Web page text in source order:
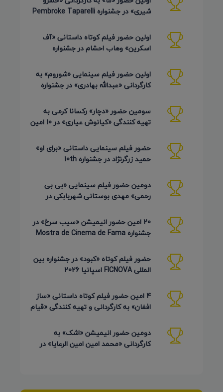
شیری» در جشنواره Pembroke Taparelli
اولین حضور فیلم کوتاه داستانی «آف
اسکرین» وهاب احشام در جشنواره
اولین حضور فیلم سینمایی «شوروم» به
کارگردانی «عبدالله بهادری» در جشنواره
سومین حضور «دچار» رکسانا کرمی به
تهیه کنندگی «کیانوش عیاری» در 10 امین
حضور فیلم سینمایی داستانی «برای او»
حمید زرگرنژاد در جشنواره 10th
دومین حضور فیلم سینمایی «بی بی
رحمی» مهدی بوستانی شهربابکی در
20 امین حضور انیمیشن «سیب سرخ» در
جشنواره Mostra de Cinema de Fama
حضور فیلم کوتاه «کبود» در جشنواره بین
المللی FICNOVA اسپانیا 2026
4 امین حضور فیلم کوتاه داستانی «ساز
افغان» به کارگردانی و تهیه کنندگی «قیام
دومین حضور انیمیشن «اشک» به
کارگردانی «محمد امین امین الرعایا» در